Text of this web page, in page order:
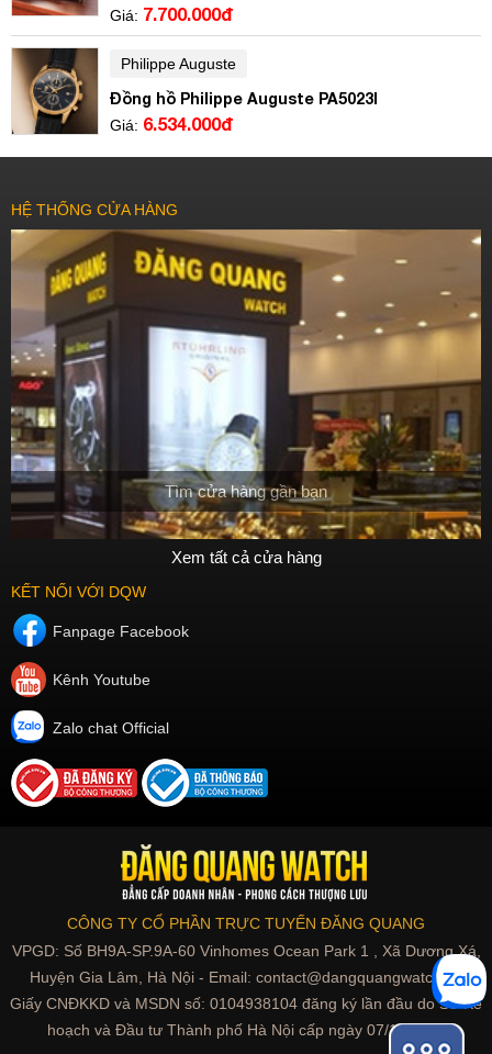
Giá: 7.700.000đ
Philippe Auguste
Đồng hồ Philippe Auguste PA5023I
Giá: 6.534.000đ
HỆ THỐNG CỬA HÀNG
Tìm cửa hàng gần bạn
Xem tất cả cửa hàng
KẾT NỐI VỚI DQW
Fanpage Facebook
Kênh Youtube
Zalo chat Official
CÔNG TY CỔ PHẦN TRỰC TUYẾN ĐĂNG QUANG
VPGD: Số BH9A-SP.9A-60 Vinhomes Ocean Park 1 , Xã Dương Xá,
Huyện Gia Lâm, Hà Nội - Email: contact@dangquangwatch.vn
Giấy CNĐKKD và MSDN số: 0104938104 đăng ký lần đầu do Sở Kế
hoạch và Đầu tư Thành phố Hà Nội cấp ngày 07/10/2010